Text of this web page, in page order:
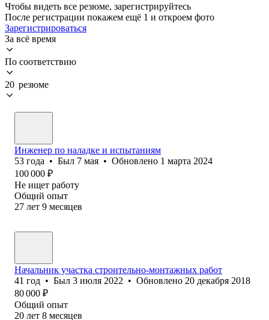
Чтобы видеть все резюме, зарегистрируйтесь
После регистрации покажем ещё 1 и откроем фото
Зарегистрироваться
За всё время
По соответствию
20 резюме
Инженер по наладке и испытаниям
53 года • Был 7 мая • Обновлено 1 марта 2024
100 000 ₽
Не ищет работу
Общий опыт
27 лет 9 месяцев
Начальник участка строительно-монтажных работ
41 год • Был 3 июля 2022 • Обновлено 20 декабря 2018
80 000 ₽
Общий опыт
20 лет 8 месяцев